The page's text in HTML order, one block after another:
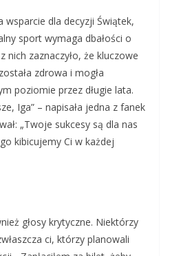
wsparcie dla decyzji Świątek,
sport wymaga dbałości o
nich zaznaczyło, że kluczowe
zdrowa i mogła
poziomie przez długie lata.
Iga” – napisała jedna z fanek
„Twoje sukcesy są dla nas
kibicujemy Ci w każdej
głosy krytyczne. Niektórzy
ci, którzy planowali